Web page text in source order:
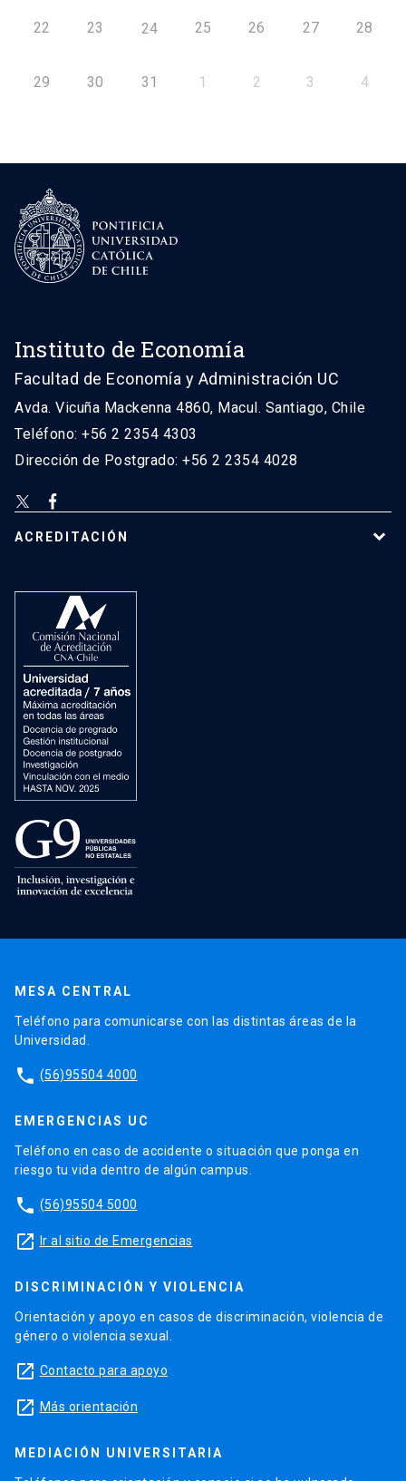
22 23 24 25 26 27 28
29 30 31 1 2 3 4
Instituto de Economía
Facultad de Economía y Administración UC
Avda. Vicuña Mackenna 4860, Macul. Santiago, Chile
Teléfono: +56 2 2354 4303
Dirección de Postgrado: +56 2 2354 4028
ACREDITACIÓN
MESA CENTRAL
Teléfono para comunicarse con las distintas áreas de la
Universidad.
phone (56)95504 4000
EMERGENCIAS UC
Teléfono en caso de accidente o situación que ponga en
riesgo tu vida dentro de algún campus.
phone (56)95504 5000
launch Ir al sitio de Emergencias
DISCRIMINACIÓN Y VIOLENCIA
Orientación y apoyo en casos de discriminación, violencia de
género o violencia sexual.
launch Contacto para apoyo
launch Más orientación
MEDIACIÓN UNIVERSITARIA